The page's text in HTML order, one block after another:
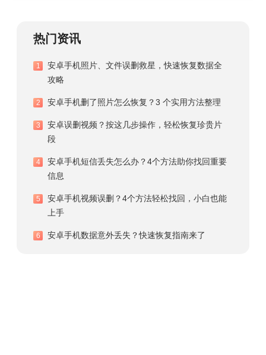
热门资讯
1
安卓手机照片、文件误删救星，快速恢复数据全
攻略
2 安卓手机删了照片怎么恢复？3 个实用方法整理
3
安卓误删视频？按这几步操作，轻松恢复珍贵片
段
4
安卓手机短信丢失怎么办？4个方法助你找回重要
信息
5
安卓手机视频误删？4个方法轻松找回，小白也能
上手
6 安卓手机数据意外丢失？快速恢复指南来了